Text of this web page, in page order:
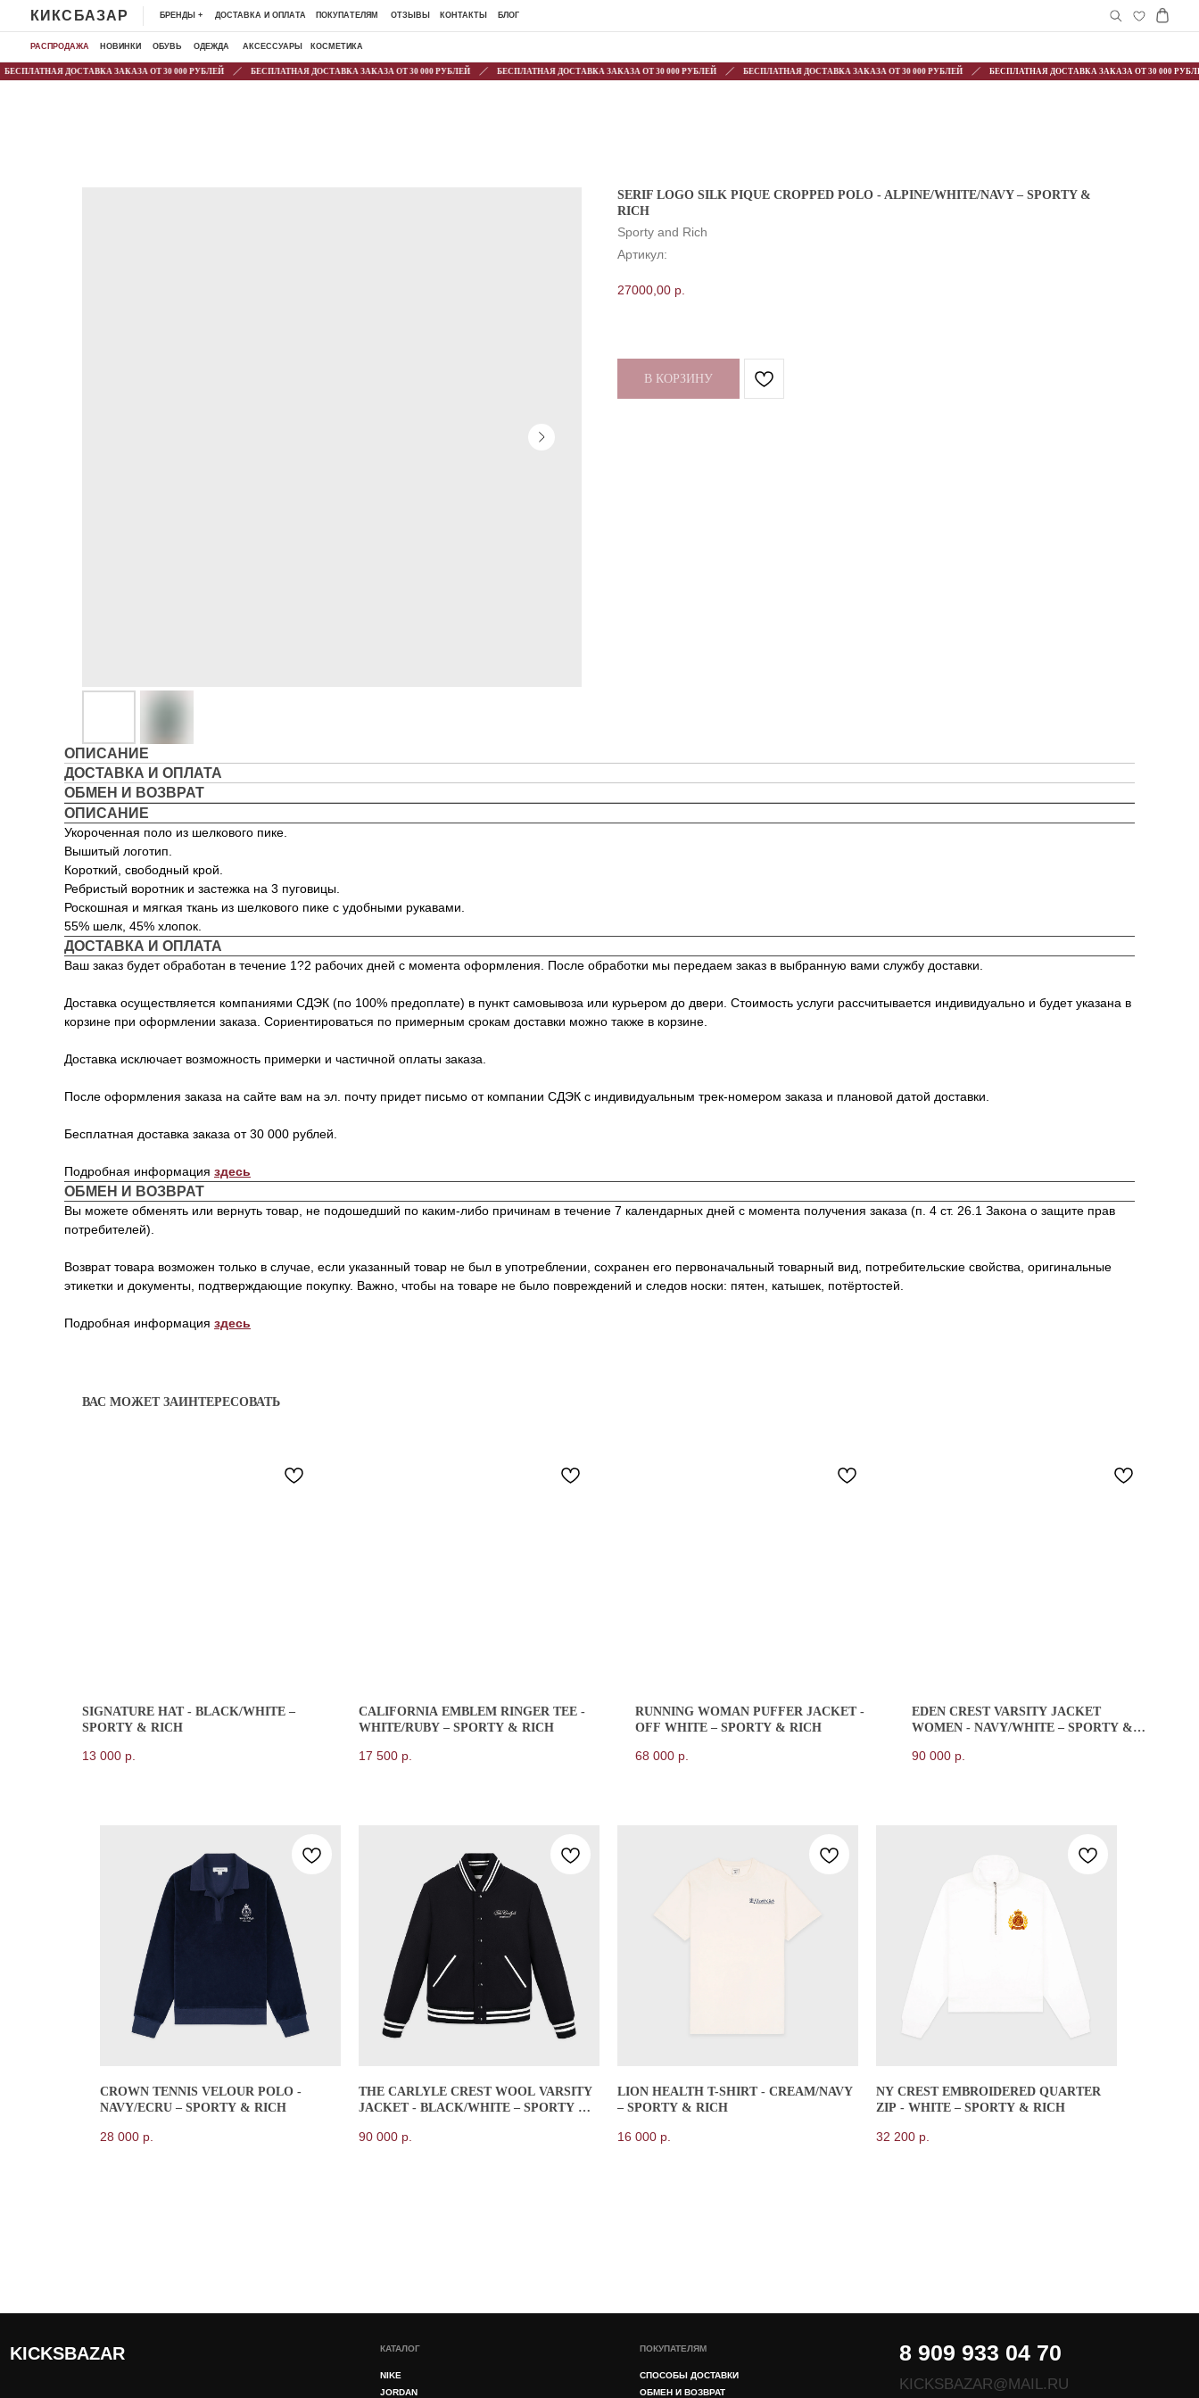
ДОСТАВКА ЗАКАЗА ОТ 30 000 РУБЛЕЙ БЕСПЛАТНАЯ ДОСТАВКА ЗАКАЗА ОТ 30 000 РУБЛЕЙ БЕСПЛАТНАЯ ДОСТАВКА ЗАКАЗА ОТ 30 000 РУБЛЕЙ БЕСПЛАТНАЯ ДОСТАВКА ЗАКАЗА ОТ 30 000 РУБЛЕЙ БЕСПЛАТНАЯ ДОСТАВКА ЗАКАЗА ОТ 30 000 РУБЛЕЙ
ДОСТАВКА И ОПЛАТА
НОВИНКИ
РАСПРОДАЖА ОБУВЬ ОДЕЖДА АКСЕССУАРЫ КОСМЕТИКА
ПОКУПАТЕЛЯМ
БРЕНДЫ + ОТЗЫВЫ КОНТАКТЫ БЛОГ
КИКСБАЗАР
SERIF LOGO SILK PIQUE CROPPED POLO - ALPINE/WHITE/NAVY – SPORTY &
RICH
Sporty and Rich
Артикул:
27000,00 р.
В КОРЗИНУ
ОПИСАНИЕ
ДОСТАВКА И ОПЛАТА
ОБМЕН И ВОЗВРАТ
ОПИСАНИЕ
Укороченная поло из шелкового пике.
Вышитый логотип.
Короткий, свободный крой.
Ребристый воротник и застежка на 3 пуговицы.
Роскошная и мягкая ткань из шелкового пике с удобными рукавами.
55% шелк, 45% хлопок.
ДОСТАВКА И ОПЛАТА
Ваш заказ будет обработан в течение 1?2 рабочих дней с момента оформления. После обработки мы передаем заказ в выбранную вами службу доставки.
Доставка осуществляется компаниями СДЭК (по 100% предоплате) в пункт самовывоза или курьером до двери. Стоимость услуги рассчитывается индивидуально и будет указана в
корзине при оформлении заказа. Сориентироваться по примерным срокам доставки можно также в корзине.
Доставка исключает возможность примерки и частичной оплаты заказа.
После оформления заказа на сайте вам на эл. почту придет письмо от компании СДЭК с индивидуальным трек-номером заказа и плановой датой доставки.
Бесплатная доставка заказа от 30 000 рублей.
Подробная информация здесь
ОБМЕН И ВОЗВРАТ
Вы можете обменять или вернуть товар, не подошедший по каким-либо причинам в течение 7 календарных дней с момента получения заказа (п. 4 ст. 26.1 Закона о защите прав
потребителей).
Возврат товара возможен только в случае, если указанный товар не был в употреблении, сохранен его первоначальный товарный вид, потребительские свойства, оригинальные
этикетки и документы, подтверждающие покупку. Важно, чтобы на товаре не было повреждений и следов носки: пятен, катышек, потёртостей.
Подробная информация здесь
ВАС МОЖЕТ ЗАИНТЕРЕСОВАТЬ
SIGNATURE HAT - BLACK/WHITE –
SPORTY & RICH
13 000 р.
CALIFORNIA EMBLEM RINGER TEE -
WHITE/RUBY – SPORTY & RICH
17 500 р.
RUNNING WOMAN PUFFER JACKET -
OFF WHITE – SPORTY & RICH
68 000 р.
EDEN CREST VARSITY JACKET
WOMEN - NAVY/WHITE – SPORTY &
90 000 р.
CROWN TENNIS VELOUR POLO -
NAVY/ECRU – SPORTY & RICH
28 000 р.
THE CARLYLE CREST WOOL VARSITY
JACKET - BLACK/WHITE – SPORTY &
90 000 р.
LION HEALTH T-SHIRT - CREAM/NAVY
– SPORTY & RICH
16 000 р.
NY CREST EMBROIDERED QUARTER
ZIP - WHITE – SPORTY & RICH
32 200 р.
КАТАЛОГ
ОБМЕН И ВОЗВРАТ
JORDAN
ПОКУПАТЕЛЯМ
KICKSBAZAR@MAIL.RU
8 909 933 04 70
KICKSBAZAR